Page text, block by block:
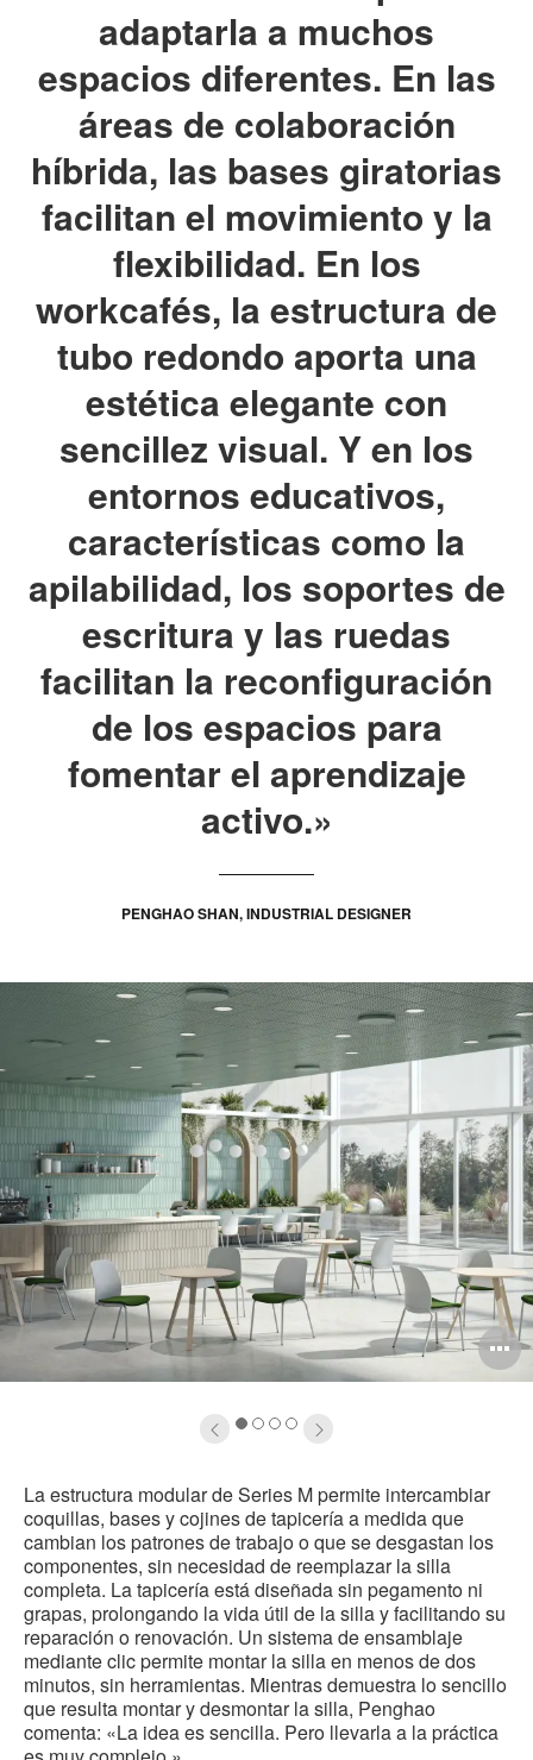
adaptarla a muchos
espacios diferentes. En las
áreas de colaboración
híbrida, las bases giratorias
facilitan el movimiento y la
flexibilidad. En los
workcafés, la estructura de
tubo redondo aporta una
estética elegante con
sencillez visual. Y en los
entornos educativos,
características como la
apilabilidad, los soportes de
escritura y las ruedas
facilitan la reconfiguración
de los espacios para
fomentar el aprendizaje
activo.»
PENGHAO SHAN, INDUSTRIAL DESIGNER
1234
La estructura modular de Series M permite intercambiar
coquillas, bases y cojines de tapicería a medida que
cambian los patrones de trabajo o que se desgastan los
componentes, sin necesidad de reemplazar la silla
completa. La tapicería está diseñada sin pegamento ni
grapas, prolongando la vida útil de la silla y facilitando su
reparación o renovación. Un sistema de ensamblaje
mediante clic permite montar la silla en menos de dos
minutos, sin herramientas. Mientras demuestra lo sencillo
que resulta montar y desmontar la silla, Penghao
comenta: «La idea es sencilla. Pero llevarla a la práctica